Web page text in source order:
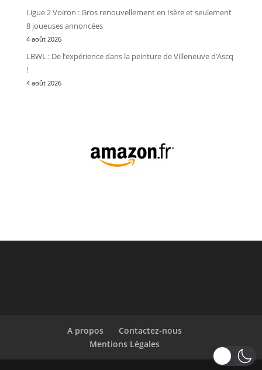
Ligue 2 Voiron : Gros renouvellement en Isère et seulement
8 joueuses annoncées
4 août 2026
LBWL : De l’expérience dans la peinture de Villeneuve d’Ascq
!
4 août 2026
A propos
Contactez-nous
Mentions Légales